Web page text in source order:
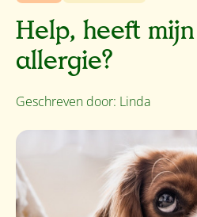
Help, heeft
allergie?
Geschreven door: Linda